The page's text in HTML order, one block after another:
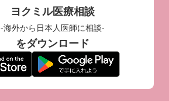
ヨクミル医療相談
-海外から日本人医師に相談-
をダウンロード